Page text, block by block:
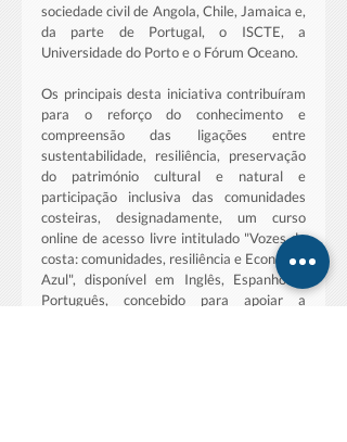
sociedade civil de Angola, Chile, Jamaica e,
da parte de Portugal, o ISCTE, a
Universidade do Porto e o Fórum Oceano.
Os principais desta iniciativa contribuíram
para o reforço do conhecimento e
compreensão das ligações entre
sustentabilidade, resiliência, preservação
do património cultural e natural e
participação inclusiva das comunidades
costeiras, designadamente, um curso
online de acesso livre intitulado "Vozes da
costa: comunidades, resiliência e Economia
Azul", disponível em Inglês, Espanhol e
Português, concebido para apoiar a